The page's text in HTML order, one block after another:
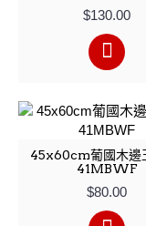
$130.00
45x60cm葡國木邊
41MBWF
$80.00